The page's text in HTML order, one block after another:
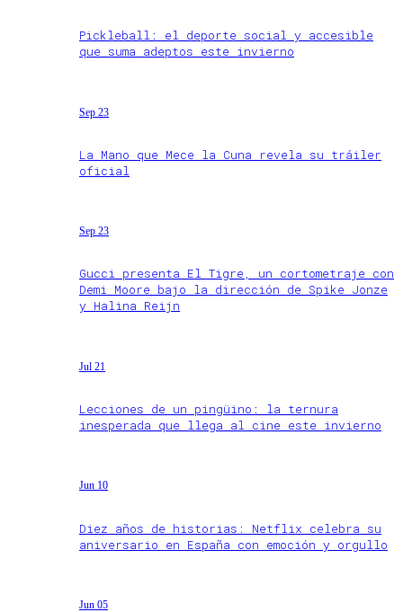
Pickleball: el deporte social y accesible
que suma adeptos este invierno
Sep 23
La Mano que Mece la Cuna revela su tráiler
oficial
Sep 23
Gucci presenta El Tigre, un cortometraje con
Demi Moore bajo la dirección de Spike Jonze
y Halina Reijn
Jul 21
Lecciones de un pingüino: la ternura
inesperada que llega al cine este invierno
Jun 10
Diez años de historias: Netflix celebra su
aniversario en España con emoción y orgullo
Jun 05